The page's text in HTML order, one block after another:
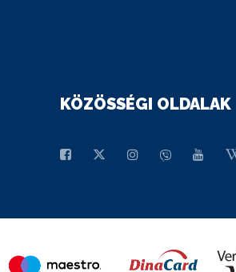
KÖZÖSSÉGI OLDALAK